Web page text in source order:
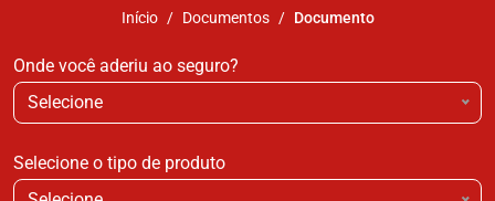
Início Documentos Documento
Onde você aderiu ao seguro?
Selecione
Selecione o tipo de produto